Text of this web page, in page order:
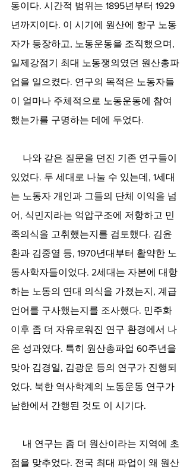
동이다. 시간적 범위는 1895년부터 1929
년까지이다. 이 시기에 원산에 항구 노동
자가 등장하고, 노동운동을 조직했으며,
일제강점기 최대 노동쟁의였던 원산총파
업을 일으켰다. 연구의 목적은 노동자들
이 얼마나 주체적으로 노동운동에 참여
했는가를 구명하는 데에 두었다.
있었다. 두 세대로 나눌 수 있는데, 1세대
는 노동자 개인과 그들의 단체 이익을 넘
어, 식민지라는 억압구조에 저항하고 민
족의식을 고취했는지를 검토했다. 김윤
환과 김중열 등, 1970년대부터 활약한 노
동사학자들이었다. 2세대는 자본에 대항
하는 노동의 연대 의식을 가졌는지, 계급
언어를 구사했는지를 조사했다. 민주화
이후 좀 더 자유로워진 연구 환경에서 나
온 성과였다. 특히 원산총파업 60주년을
맞아 김경일, 김광운 등의 연구가 진행되
었다. 북한 역사학계의 노동운동 연구가
남한에서 간행된 것도 이 시기다.
점을 맞추었다. 전국 최대 파업이 왜 원산